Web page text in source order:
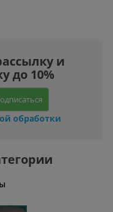
и
до 10%
обработки